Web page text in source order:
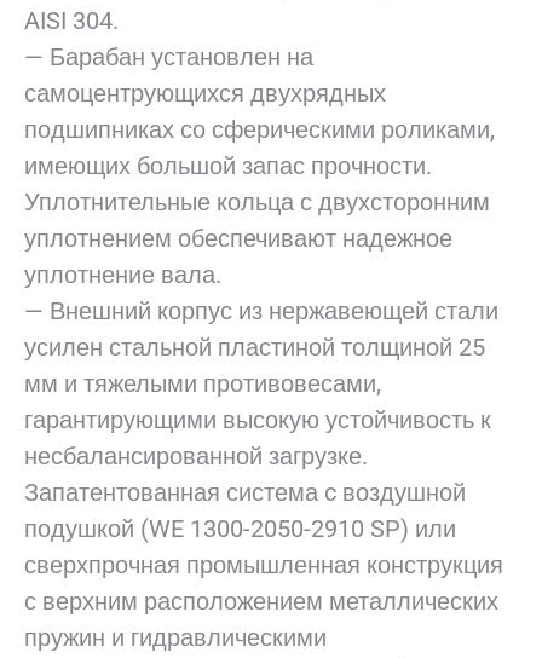
AISI 304.
— Барабан установлен на
самоцентрующихся двухрядных
подшипниках со сферическими роликами,
имеющих большой запас прочности.
Уплотнительные кольца с двухсторонним
уплотнением обеспечивают надежное
уплотнение вала.
— Внешний корпус из нержавеющей стали
усилен стальной пластиной толщиной 25
мм и тяжелыми противовесами,
гарантирующими высокую устойчивость к
несбалансированной загрузке.
Запатентованная система c воздушной
подушкой (WE 1300-2050-2910 SP) или
сверхпрочная промышленная конструкция
с верхним расположением металлических
пружин и гидравлическими